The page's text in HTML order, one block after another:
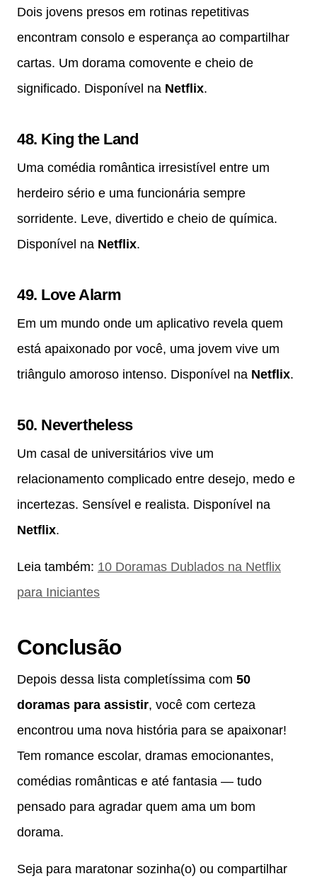
Dois jovens presos em rotinas repetitivas
encontram consolo e esperança ao compartilhar
cartas. Um dorama comovente e cheio de
significado. Disponível na Netflix.
48. King the Land
Uma comédia romântica irresistível entre um
herdeiro sério e uma funcionária sempre
sorridente. Leve, divertido e cheio de química.
Disponível na Netflix.
49. Love Alarm
Em um mundo onde um aplicativo revela quem
está apaixonado por você, uma jovem vive um
triângulo amoroso intenso. Disponível na Netflix.
50. Nevertheless
Um casal de universitários vive um
relacionamento complicado entre desejo, medo e
incertezas. Sensível e realista. Disponível na
Netflix.
Leia também: 10 Doramas Dublados na Netflix
para Iniciantes
Conclusão
Depois dessa lista completíssima com 50
doramas para assistir, você com certeza
encontrou uma nova história para se apaixonar!
Tem romance escolar, dramas emocionantes,
comédias românticas e até fantasia — tudo
pensado para agradar quem ama um bom
dorama.
Seja para maratonar sozinha(o) ou compartilhar